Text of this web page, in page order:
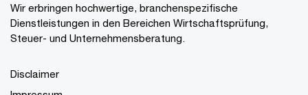
Wir erbringen hochwertige, branchenspezifische
Dienstleistungen in den Bereichen Wirtschaftsprüfung,
Steuer- und Unternehmensberatung.
Disclaimer